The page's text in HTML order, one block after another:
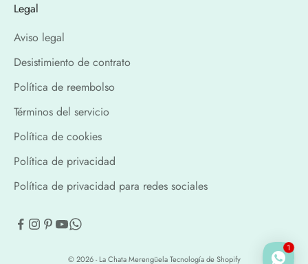
Legal
Aviso legal
Desistimiento de contrato
Política de reembolso
Términos del servicio
Política de cookies
Política de privacidad
Política de privacidad para redes sociales
© 2026 - La Chata MerengüelaTecnología de Shopify
1